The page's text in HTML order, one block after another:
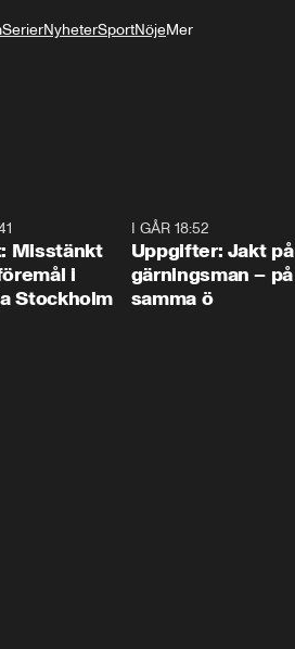
SerierNyheterSportNöjeMer
Misstänkt
i
Stockholm
I GÅR 18:52
Uppgifter: Jakt på
gärningsman – på
samma ö